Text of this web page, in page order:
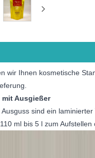
wir Ihnen kosmetische
Ausgießer
sind ein
ml bis 5 l zum